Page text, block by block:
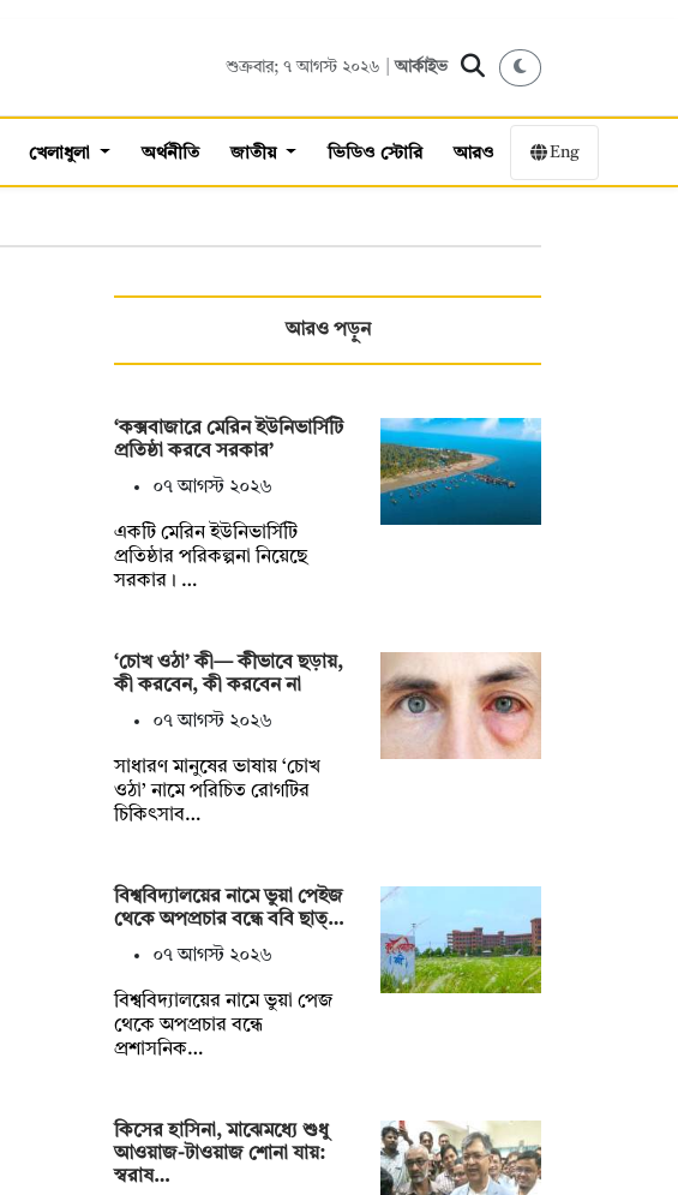
শুক্রবার; ৭ আগস্ট ২০২৬ |আর্কাইভ
খেলাধুলা অর্থনীতি জাতীয় ভিডিও স্টোরি আরও Eng
আরও পড়ুন
‘কক্সবাজারে মেরিন ইউনিভার্সিটি
প্রতিষ্ঠা করবে সরকার’
০৭ আগস্ট ২০২৬
একটি মেরিন ইউনিভার্সিটি
প্রতিষ্ঠার পরিকল্পনা নিয়েছে
সরকার। …
‘চোখ ওঠা’ কী— কীভাবে ছড়ায়,
কী করবেন, কী করবেন না
০৭ আগস্ট ২০২৬
সাধারণ মানুষের ভাষায় ‘চোখ
ওঠা’ নামে পরিচিত রোগটির
চিকিৎসাব…
বিশ্ববিদ্যালয়ের নামে ভুয়া পেইজ
থেকে অপপ্রচার বন্ধে ববি ছাত্…
০৭ আগস্ট ২০২৬
বিশ্ববিদ্যালয়ের নামে ভুয়া পেজ
থেকে অপপ্রচার বন্ধে
প্রশাসনিক…
কিসের হাসিনা, মাঝেমধ্যে শুধু
আওয়াজ-টাওয়াজ শোনা যায়:
স্বরাষ…